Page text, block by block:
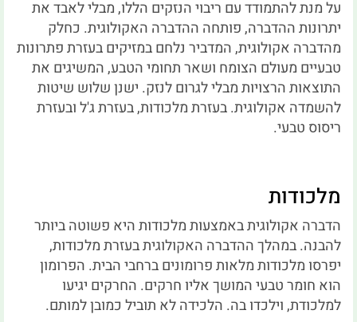
על מנת להתמודד עם ריבוי הנזקים הללו, מבלי לאבד את
יתרונות ההדברה, פותחה ההדברה האקולוגית. כחלק
מהדברה אקולוגית, המדביר נלחם במזיקים בעזרת פתרונות
טבעיים מעולם הצומח ושאר תחומי הטבע, המשיגים את
התוצאות הרצויות מבלי לגרום לנזק. ישנן שלוש שיטות
להשמדה אקולוגית.בעזרת מלכודות, בעזרת ג'ל ובעזרת
ריסוס טבעי.
מלכודות
הדברה אקולוגית באמצעות מלכודות היא פשוטה ביותר
להבנה.במהלך ההדברה האקולוגית בעזרת מלכודות,
יפרסו מלכודות מלאות פרומונים ברחבי הבית. הפרומון
הוא חומר טבעי המושך אליו חרקים. החרקים יגיעו
למלכודת, וילכדו בה. הלכידה לא תוביל כמובן למותם.